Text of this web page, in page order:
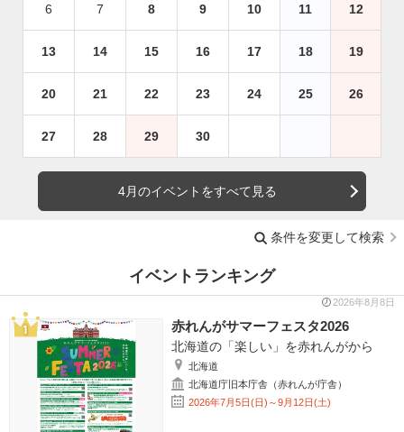
6 7 8 9 10 11 12
13 14 15 16 17 18 19
20 21 22 23 24 25 26
27 28 29 30
4月のイベントをすべて見る
条件を変更して検索
イベントランキング
2026年8月8日
赤れんがサマーフェスタ2026
北海道の「楽しい」を赤れんがから
北海道
北海道庁旧本庁舎（赤れんが庁舎）
2026年7月5日(日)～9月12日(土)